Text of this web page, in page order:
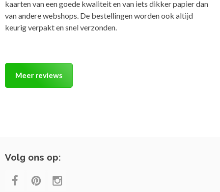
kaarten van een goede kwaliteit en van iets dikker papier dan
van andere webshops. De bestellingen worden ook altijd
keurig verpakt en snel verzonden.
Meer reviews
Volg ons op: